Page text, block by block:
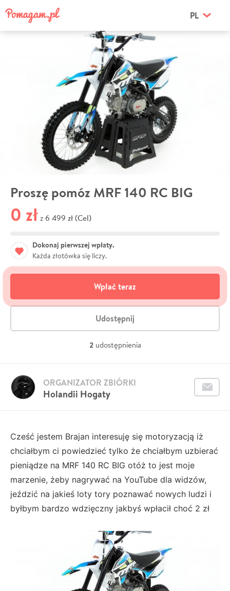
PL
Proszę pomóz MRF 140 RC BIG
0 zł z 6 499 zł (Cel)
Dokonaj pierwszej wpłaty.
Każda złotówka się liczy.
Wpłać teraz
Udostępnij
2 udostępnienia
Holandii Hogaty
ORGANIZATOR ZBIÓRKI
Cześć jestem Brajan interesuję się motoryzacją iż
chciałbym ci powiedzieć tylko że chciałbym uzbierać
pieniądze na MRF 140 RC BIG otóż to jest moje
marzenie, żeby nagrywać na YouTube dla widzów,
jeździć na jakieś loty tory poznawać nowych ludzi i
byłbym bardzo wdzięczny jakbyś wpłacił choć 2 zł